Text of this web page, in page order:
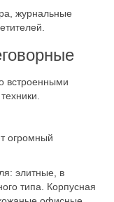
журнальные
встроенными
огромный
элитные, в
типа. Корпусная